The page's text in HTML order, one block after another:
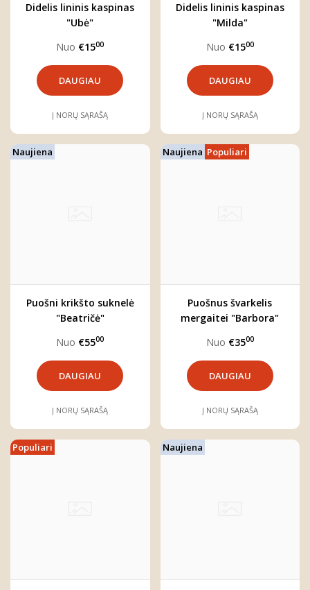
Didelis lininis kaspinas
"Ubė"
Nuo €1500
DAUGIAU
Į NORŲ SĄRAŠĄ
Didelis lininis kaspinas
"Milda"
Nuo €1500
DAUGIAU
Į NORŲ SĄRAŠĄ
Naujiena
Puošni krikšto suknelė
"Beatričė"
Nuo €5500
DAUGIAU
Į NORŲ SĄRAŠĄ
Naujiena Populiari
Puošnus švarkelis
mergaitei "Barbora"
Nuo €3500
DAUGIAU
Į NORŲ SĄRAŠĄ
Populiari Naujiena